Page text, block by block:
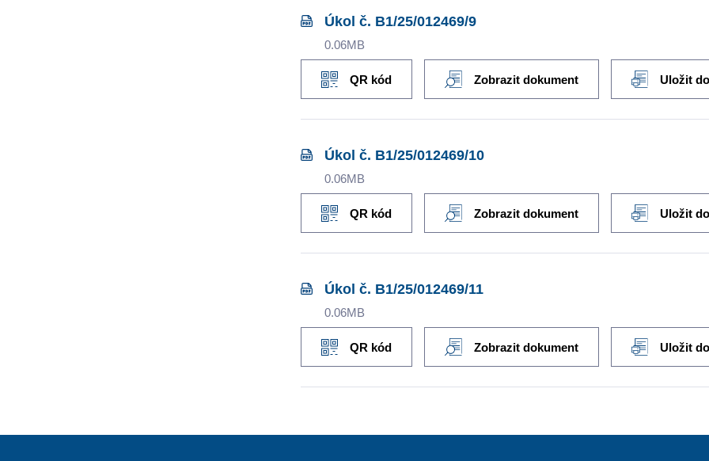
Úkol č. B1/25/012469/9
0.06MB
QR kód Zobrazit dokument Uložit
Úkol č. B1/25/012469/10
0.06MB
QR kód Zobrazit dokument Uložit
Úkol č. B1/25/012469/11
0.06MB
QR kód Zobrazit dokument Uložit